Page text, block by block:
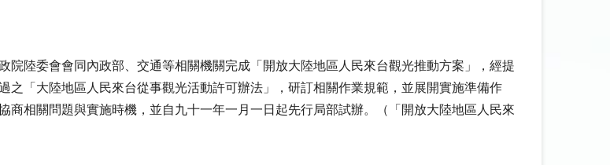
陸委會會同內政部、交通等相關機關完成「開放大陸地區人民來台觀光推動方案」，經提
之「大陸地區人民來台從事觀光活動許可辦法」，研訂相關作業規範，並展開實施準備作
相關問題與實施時機，並自九十一年一月一日起先行局部試辦。（「開放大陸地區人民來